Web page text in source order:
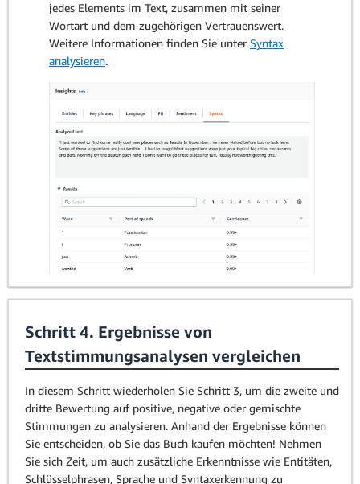
jedes Elements im Text, zusammen mit seiner
Wortart und dem zugehörigen Vertrauenswert.
Weitere Informationen finden Sie unter Syntax
analysieren.
Schritt 4. Ergebnisse von
Textstimmungsanalysen vergleichen
In diesem Schritt wiederholen Sie Schritt 3, um die zweite und
dritte Bewertung auf positive, negative oder gemischte
Stimmungen zu analysieren. Anhand der Ergebnisse können
Sie entscheiden, ob Sie das Buch kaufen möchten! Nehmen
Sie sich Zeit, um auch zusätzliche Erkenntnisse wie Entitäten,
Schlüsselphrasen, Sprache und Syntaxerkennung zu